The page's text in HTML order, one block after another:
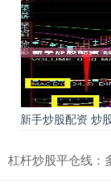
新手炒股配资 炒
杠杆炒股平仓线：